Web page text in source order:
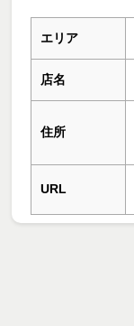
エリア
店名
住所
URL